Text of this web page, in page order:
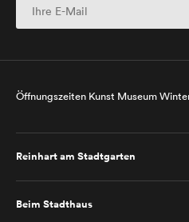
Öffnungszeiten Kunst Museum
Reinhart am Stadtgarten
Beim Stadthaus